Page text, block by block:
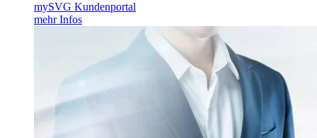
mySVG Kundenportal
mehr Infos